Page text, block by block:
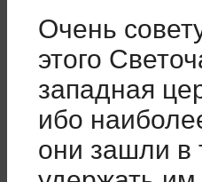
Очень
этого
западная
ибо
они зашли в